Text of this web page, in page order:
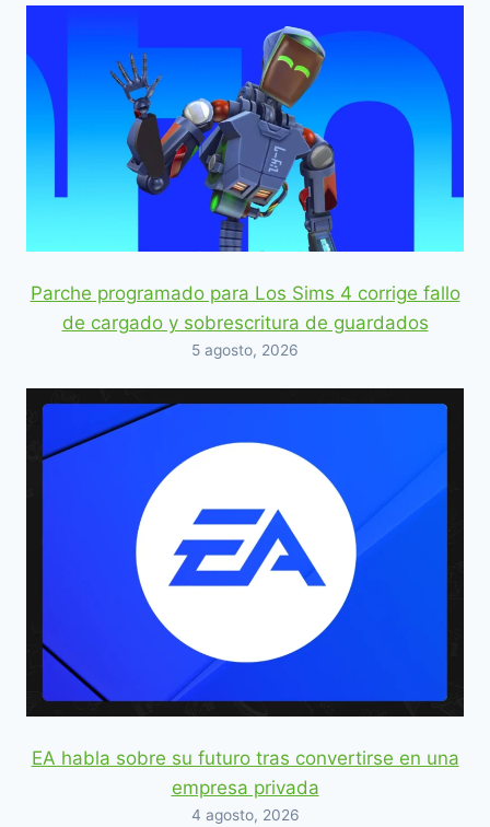
Parche programado para Los Sims 4 corrige fallo
de cargado y sobrescritura de guardados
5 agosto, 2026
EA habla sobre su futuro tras convertirse en una
empresa privada
4 agosto, 2026